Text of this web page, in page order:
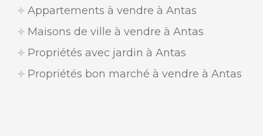
Appartements à vendre à Antas
Maisons de ville à vendre à Antas
Propriétés avec jardin à Antas
Propriétés bon marché à vendre à Antas